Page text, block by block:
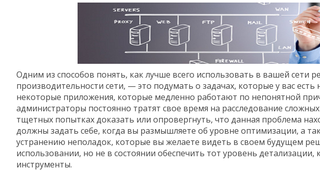
Одним из способов понять, как лучше всего использовать в вашей сети
производительности сети, — это подумать о задачах, которые у вас
некоторые приложения, которые медленно работают по непонятной
администраторы постоянно тратят свое время на расследование
тщетных попытках доказать или опровергнуть, что данная проблема
должны задать себе, когда вы размышляете об уровне оптимизации, а
устранению неполадок, которые вы желаете видеть в своем будущем
использовании, но не в состоянии обеспечить тот уровень
инструменты.